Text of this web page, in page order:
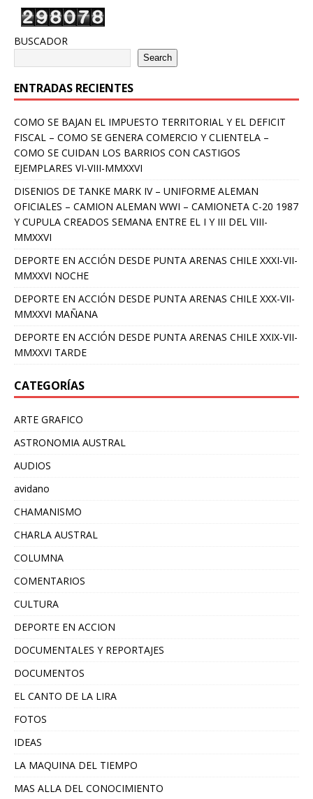
BUSCADOR
Search
ENTRADAS RECIENTES
COMO SE BAJAN EL IMPUESTO TERRITORIAL Y EL DEFICIT
FISCAL – COMO SE GENERA COMERCIO Y CLIENTELA –
COMO SE CUIDAN LOS BARRIOS CON CASTIGOS
EJEMPLARES VI-VIII-MMXXVI
DISENIOS DE TANKE MARK IV – UNIFORME ALEMAN
OFICIALES – CAMION ALEMAN WWI – CAMIONETA C-20 1987
Y CUPULA CREADOS SEMANA ENTRE EL I Y III DEL VIII-
MMXXVI
DEPORTE EN ACCIÓN DESDE PUNTA ARENAS CHILE XXXI-VII-
MMXXVI NOCHE
DEPORTE EN ACCIÓN DESDE PUNTA ARENAS CHILE XXX-VII-
MMXXVI MAÑANA
DEPORTE EN ACCIÓN DESDE PUNTA ARENAS CHILE XXIX-VII-
MMXXVI TARDE
CATEGORÍAS
ARTE GRAFICO
ASTRONOMIA AUSTRAL
AUDIOS
avidano
CHAMANISMO
CHARLA AUSTRAL
COLUMNA
COMENTARIOS
CULTURA
DEPORTE EN ACCION
DOCUMENTALES Y REPORTAJES
DOCUMENTOS
EL CANTO DE LA LIRA
FOTOS
IDEAS
LA MAQUINA DEL TIEMPO
MAS ALLA DEL CONOCIMIENTO